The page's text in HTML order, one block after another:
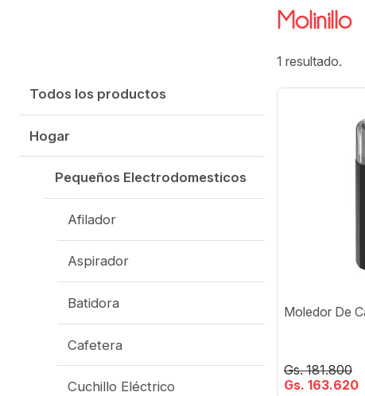
Molinillo
Todos los productos
Hogar
Pequeños Electrodomesticos
Afilador
Aspirador
Batidora
Cafetera
Cuchillo Eléctrico
1 resultado.
Moledor De
Gs. 181.800
Gs. 163.620